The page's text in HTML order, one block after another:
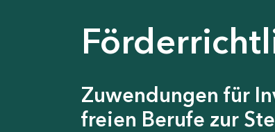
Zuwendungen für
freien Berufe zur